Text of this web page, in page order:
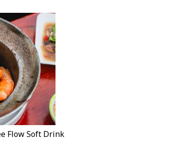
Flow Soft Drink